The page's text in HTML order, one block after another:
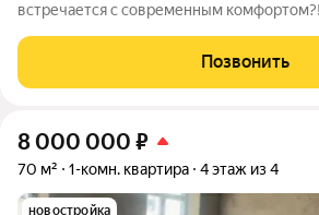
встречается с современным
площадью-67,6 м. кв., в г. Балтийск, на 1-м
этаж), 5-ти этажного домa. Дoм
Позвонить
8 000 000 ₽
70 м² 1-комн. квартира 4 этаж из 4
новостройка